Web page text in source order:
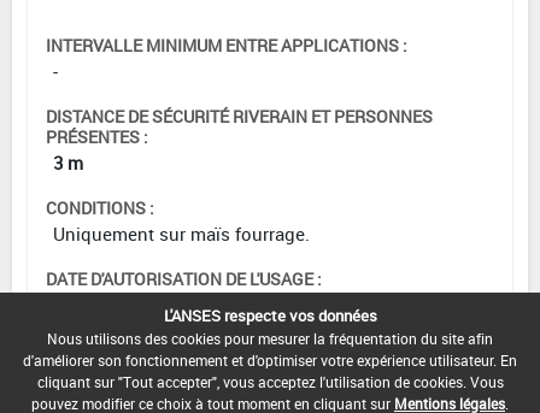
INTERVALLE MINIMUM ENTRE APPLICATIONS :
-
DISTANCE DE SÉCURITÉ RIVERAIN ET PERSONNES
PRÉSENTES :
3 m
CONDITIONS :
Uniquement sur maïs fourrage.
DATE D'AUTORISATION DE L'USAGE :
L'ANSES respecte vos données
Nous utilisons des cookies pour mesurer la fréquentation du site afin
d'améliorer son fonctionnement et d'optimiser votre expérience utilisateur. En
cliquant sur "Tout accepter", vous acceptez l'utilisation de cookies. Vous
pouvez modifier ce choix à tout moment en cliquant sur Mentions légales